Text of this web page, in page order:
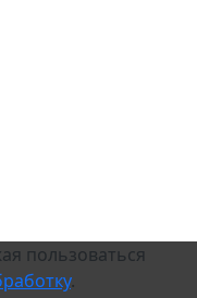
пользоваться
.